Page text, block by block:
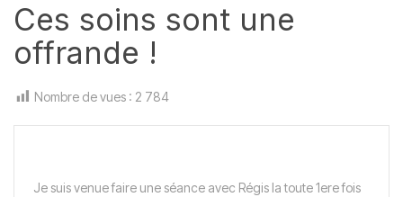
Ces soins sont une
offrande !
Nombre de vues : 2 784
Je suis venue faire une séance avec Régis la toute 1ere fois